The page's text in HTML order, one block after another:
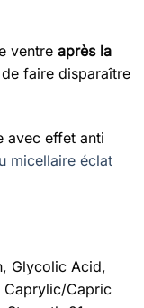
ventre après la
faire disparaître
avec effet anti
micellaire éclat
Glycolic Acid,
Caprylic/Capric